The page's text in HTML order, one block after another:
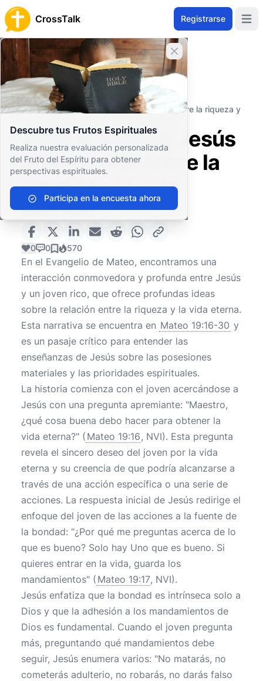
CrossTalk Registrarse
Cerrar banner
Descubre tus Frutos Espirituales
Realiza nuestra evaluación personalizada
del Fruto del Espíritu para obtener
perspectivas espirituales.
Participa en la encuesta ahora
Inicio
Archivo de Preguntas
Nuevo Testamento
Los Evangelios
¿Qué le enseñó Jesús al joven rico sobre la riqueza y
¿Qué le enseñó Jesús
al joven rico sobre la
riqueza y la vida
eterna?
0 0 570
En el Evangelio de Mateo, encontramos una
interacción conmovedora y profunda entre Jesús
y un joven rico, que ofrece profundas ideas
sobre la relación entre la riqueza y la vida eterna.
Esta narrativa se encuentra en Mateo 19:16-30 y
es un pasaje crítico para entender las
enseñanzas de Jesús sobre las posesiones
materiales y las prioridades espirituales.
La historia comienza con el joven acercándose a
Jesús con una pregunta apremiante: "Maestro,
¿qué cosa buena debo hacer para obtener la
vida eterna?" ( Mateo 19:16, NVI). Esta pregunta
revela el sincero deseo del joven por la vida
eterna y su creencia de que podría alcanzarse a
través de una acción específica o una serie de
acciones. La respuesta inicial de Jesús redirige el
enfoque del joven de las acciones a la fuente de
la bondad: "¿Por qué me preguntas acerca de lo
que es bueno? Solo hay Uno que es bueno. Si
quieres entrar en la vida, guarda los
mandamientos" ( Mateo 19:17, NVI).
Jesús enfatiza que la bondad es intrínseca solo a
Dios y que la adhesión a los mandamientos de
Dios es fundamental. Cuando el joven pregunta
más, preguntando qué mandamientos debe
seguir, Jesús enumera varios: "No matarás, no
cometerás adulterio, no robarás, no darás falso